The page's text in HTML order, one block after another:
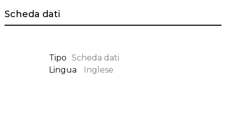
Scheda dati
Tipo Scheda dati
Lingua
Inglese